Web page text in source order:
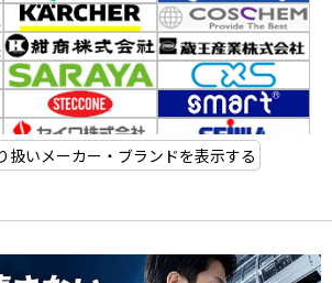
扱いメーカー・ブランドを表示する